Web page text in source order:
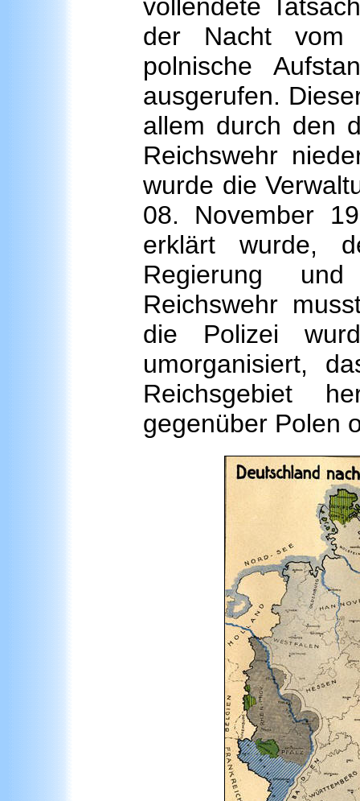
vollendete
der Nacht vom
polnische
ausgerufen.
allem durch den
Reichswehr
wurde die
08. November
erklärt wurde,
Regierung
Reichswehr
die Polizei
umorganisiert,
Reichsgebiet
gegenüber Polen